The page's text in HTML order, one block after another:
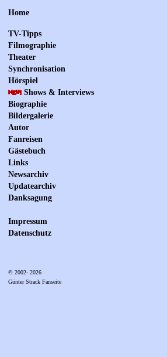
Home
TV-Tipps
Filmographie
Theater
Synchronisation
Hörspiel
Shows & Interviews
Biographie
Bildergalerie
Autor
Fanreisen
Gästebuch
Links
Newsarchiv
Updatearchiv
Danksagung
Impressum
Datenschutz
© 2002- 2026
Günter Strack Fanseite